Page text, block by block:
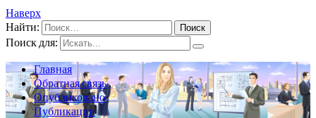
Наверх
Найти:
Поиск для:
Главная
Обратная связь
Опубликовано
Публикации